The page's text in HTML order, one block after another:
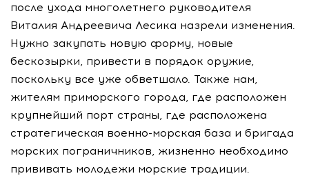
после ухода многолетнего руководителя
Виталия Андреевича Лесика назрели изменения.
Нужно закупать новую форму, новые
бескозырки, привести в порядок оружие,
поскольку все уже обветшало. Также нам,
жителям приморского города, где расположен
крупнейший порт страны, где расположена
стратегическая военно-морская база и бригада
морских пограничников, жизненно необходимо
прививать молодежи морские традиции.